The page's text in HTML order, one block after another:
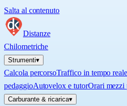
Salta al contenuto
Distanze
Chilometriche
Strumenti▾
Calcola percorsoTraffico in tempo reale
pedaggioAutovelox e tutorOrari mezzi
Carburante & ricarica▾